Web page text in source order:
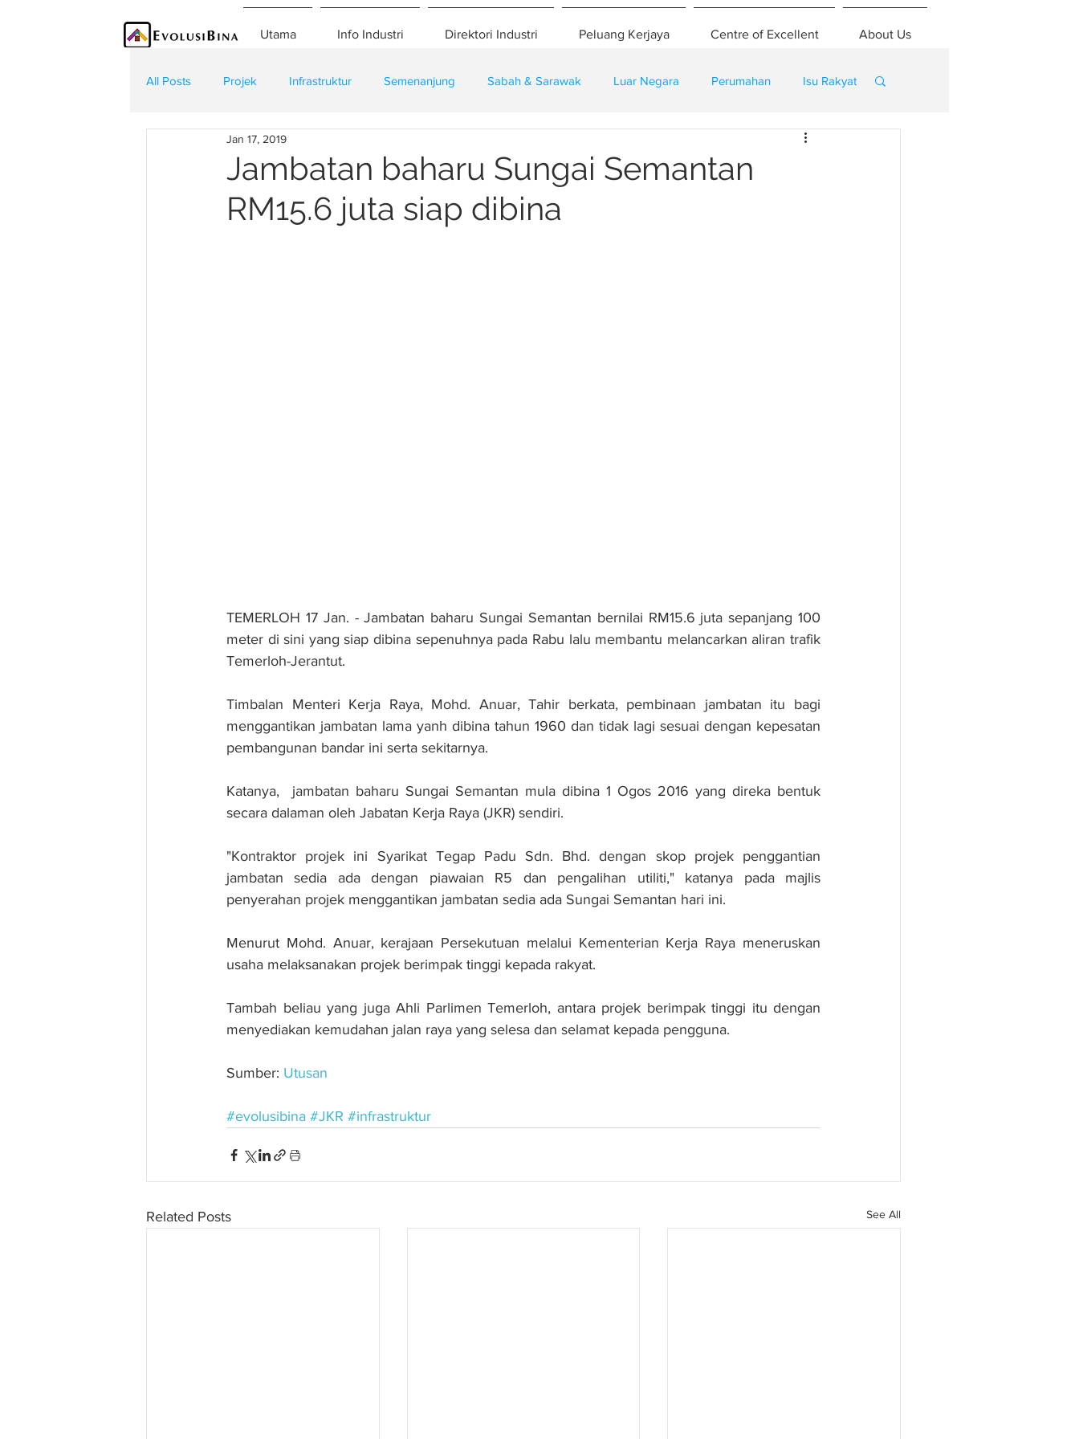
Utama Info Industri Direktori Industri Peluang Kerjaya Centre of Excellent About Us
All Posts Projek Infrastruktur Semenanjung Sabah & Sarawak Luar Negara Perumahan Isu Rakyat
Teknologi Kontraktor
Jambatan baharu Sungai Semantan
RM15.6 juta siap dibina
Jan 17, 2019
TEMERLOH 17 Jan. - Jambatan baharu Sungai Semantan bernilai RM15.6 juta sepanjang 100
meter di sini yang siap dibina sepenuhnya pada Rabu lalu membantu melancarkan aliran trafik
Temerloh-Jerantut.
Timbalan Menteri Kerja Raya, Mohd. Anuar, Tahir berkata, pembinaan jambatan itu bagi
menggantikan jambatan lama yanh dibina tahun 1960 dan tidak lagi sesuai dengan kepesatan
pembangunan bandar ini serta sekitarnya.
Katanya,  jambatan baharu Sungai Semantan mula dibina 1 Ogos 2016 yang direka bentuk
secara dalaman oleh Jabatan Kerja Raya (JKR) sendiri.
"Kontraktor projek ini Syarikat Tegap Padu Sdn. Bhd. dengan skop projek penggantian
jambatan sedia ada dengan piawaian R5 dan pengalihan utiliti," katanya pada majlis
penyerahan projek menggantikan jambatan sedia ada Sungai Semantan hari ini.
Menurut Mohd. Anuar, kerajaan Persekutuan melalui Kementerian Kerja Raya meneruskan
usaha melaksanakan projek berimpak tinggi kepada rakyat.
Tambah beliau yang juga Ahli Parlimen Temerloh, antara projek berimpak tinggi itu dengan
menyediakan kemudahan jalan raya yang selesa dan selamat kepada pengguna.
Sumber: Utusan
#evolusibina #JKR #infrastruktur
Related Posts See All